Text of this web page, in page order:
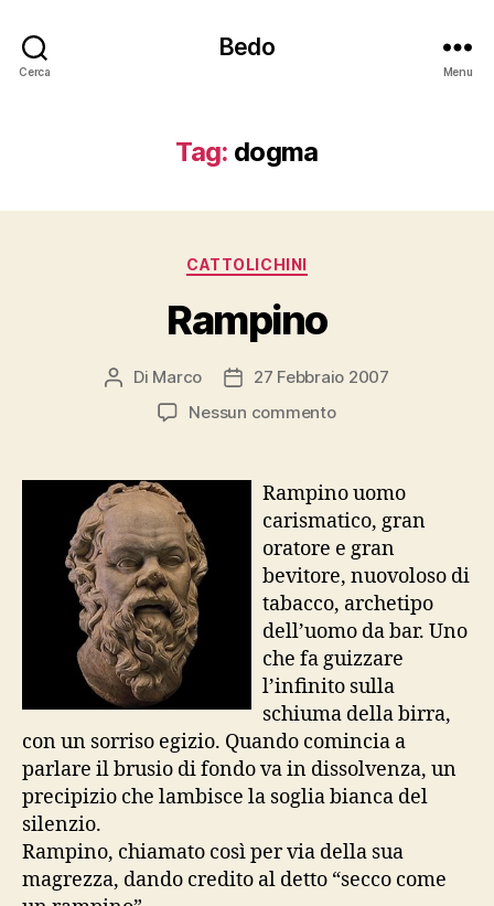
Cerca
Bedo
Menu
Tag: dogma
Categorie
CATTOLICHINI
Rampino
Autore
articolo
Di Marco
Data27 Febbraio 2007
Nessun commentosu
Rampino uomo
carismatico, gran
oratore e gran
bevitore, nuovoloso di
tabacco, archetipo
dell’uomo da bar. Uno
che fa guizzare
l’infinito sulla
schiuma della birra,
con un sorriso egizio. Quando comincia a
parlare il brusio di fondo va in dissolvenza, un
precipizio che lambisce la soglia bianca del
silenzio.
Rampino, chiamato così per via della sua
magrezza, dando credito al detto “secco come